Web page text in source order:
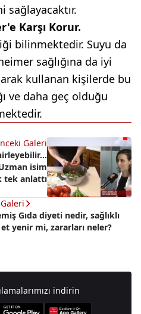
sağlayacaktır.
Karşı Korur.
bilinmektedir. Suyu da
sağlığına da iyi
kullanan kişilerde bu
ve daha geç olduğu
Galeri
isim
tek anlattı
Gıda diyeti nedir, sağlıklı
et yenir mi, zararları neler?
indirin